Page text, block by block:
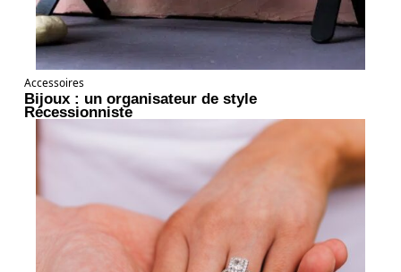
Accessoires
Bijoux : un organisateur de style
Récessionniste